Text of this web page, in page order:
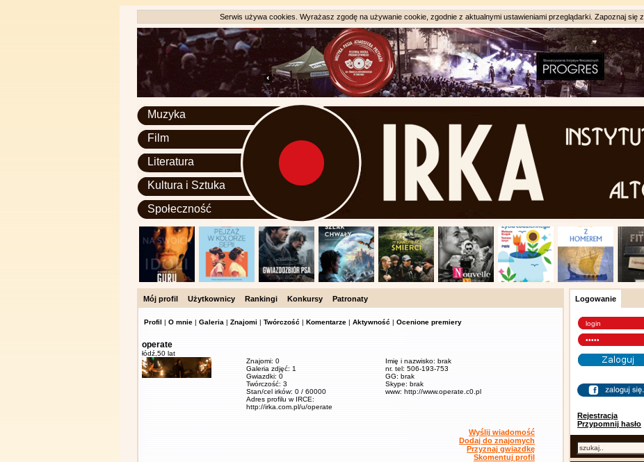
Serwis używa cookies. Wyrażasz zgodę na używanie cookie, zgodnie z aktualnymi ustawieniami przeglądarki. Zapoznaj się z
Muzyka
Film
Literatura
Kultura i Sztuka
Społeczność
Mój profil Użytkownicy Rankingi Konkursy Patronaty
Profil | O mnie | Galeria | Znajomi | Twórczość | Komentarze | Aktywność | Ocenione premiery
operate
łódź, 50 lat
Znajomi: 0
Galeria zdjęć: 1
Gwiazdki: 0
Twórczość: 3
Stan/cel irków: 0 / 60000
Adres profilu w IRCE:
http://irka.com.pl/u/operate
Imię i nazwisko: brak
nr. tel: 506-193-753
GG: brak
Skype: brak
www: http://www.operate.c0.pl
Wyślij wiadomość
Dodaj do znajomych
Przyznaj gwiazdkę
Skomentuj profil
Logowanie
Rejestracja
Przypomnij hasło